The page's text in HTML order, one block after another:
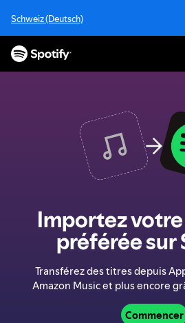
s
Schweiz (Deutsch)
Importez
préférée sur
Transférez des titres depuis
Amazon Music et plus encore
Commencer